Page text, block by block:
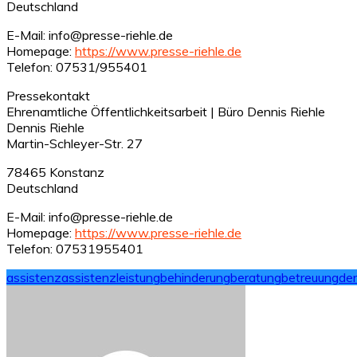
Deutschland
E-Mail: info@presse-riehle.de
Homepage: https://www.presse-riehle.de
Telefon: 07531/955401
Pressekontakt
Ehrenamtliche Öffentlichkeitsarbeit | Büro Dennis Riehle
Dennis Riehle
Martin-Schleyer-Str. 27
78465 Konstanz
Deutschland
E-Mail: info@presse-riehle.de
Homepage: https://www.presse-riehle.de
Telefon: 07531955401
assistenzassistenzleistungbehinderungberatungbetreuung